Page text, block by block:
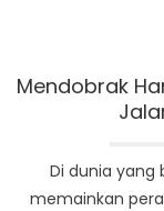
Mendobrak
Di dunia yang
memainkan